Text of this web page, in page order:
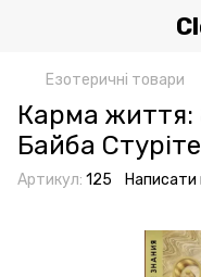
Езотеричні товари
Карма життя:
Байба Стуріте
Артикул: 125 Написати